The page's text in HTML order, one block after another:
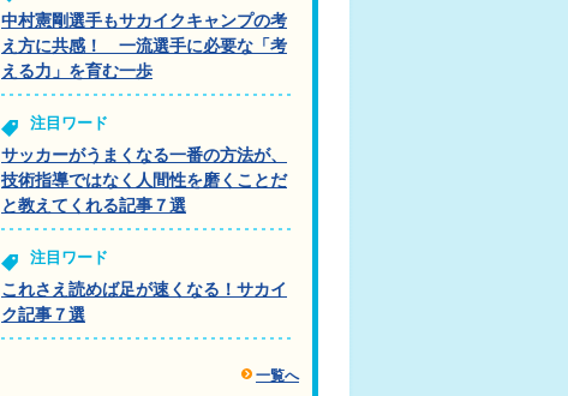
中村憲剛選手もサカイクキャンプの考
え方に共感！ 一流選手に必要な「考
える力」を育む一歩
注目ワード
サッカーがうまくなる一番の方法が、
技術指導ではなく人間性を磨くことだ
と教えてくれる記事７選
注目ワード
これさえ読めば足が速くなる！サカイ
ク記事７選
一覧へ